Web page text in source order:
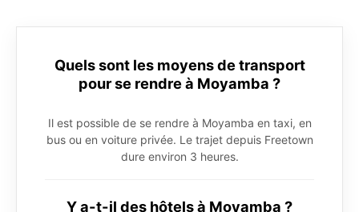
Quels sont les moyens de transport
pour se rendre à Moyamba ?
Il est possible de se rendre à Moyamba en taxi, en
bus ou en voiture privée. Le trajet depuis Freetown
dure environ 3 heures.
Y a-t-il des hôtels à Moyamba ?